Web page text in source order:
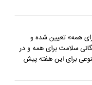
همه» تعیین شده و
سلامت برای همه و در
برای این هفته پیش